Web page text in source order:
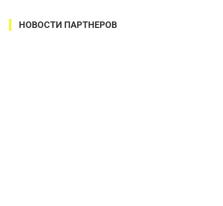
НОВОСТИ ПАРТНЕРОВ